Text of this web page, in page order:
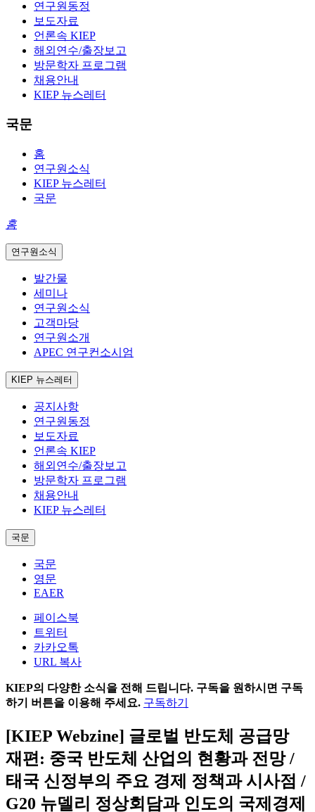
연구원동정
보도자료
언론속 KIEP
해외연수/출장보고
방문학자 프로그램
채용안내
KIEP 뉴스레터
국문
홈
연구원소식
KIEP 뉴스레터
국문
홈
연구원소식
발간물
세미나
연구원소식
고객마당
연구원소개
APEC 연구컨소시엄
KIEP 뉴스레터
공지사항
연구원동정
보도자료
언론속 KIEP
해외연수/출장보고
방문학자 프로그램
채용안내
KIEP 뉴스레터
국문
국문
영문
EAER
페이스북
트위터
카카오톡
URL 복사
KIEP의 다양한 소식을 전해 드립니다. 구독을 원하시면 구독
하기 버튼을 이용해 주세요. 구독하기
[KIEP Webzine] 글로벌 반도체 공급망
재편: 중국 반도체 산업의 현황과 전망 /
태국 신정부의 주요 경제 정책과 시사점 /
G20 뉴델리 정상회담과 인도의 국제경제